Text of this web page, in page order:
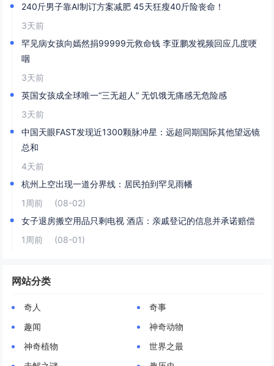
240斤男子靠AI制订方案减肥 45天狂瘦40斤险丧命！
3天前
罕见病女孩向嫣然捐99999元救命钱 李亚鹏发视频回应几度哽
咽
3天前
英国女孩成全球唯一“三无超人” 无饥饿无痛感无危险感
3天前
中国天眼FAST发现近1300颗脉冲星：远超同期国际其他望远镜
总和
4天前
杭州上空出现一道分界线：居民拍到罕见雨幡
1周前
(08-02)
女子退房搬空用品只剩电视 酒店：亲戚登记的信息并承诺赔偿
1周前
(08-01)
网站分类
奇人
奇事
趣闻
神奇动物
神奇植物
世界之最